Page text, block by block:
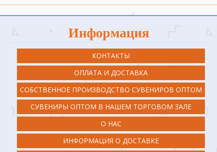
Информация
КОНТАКТЫ
ОПЛАТА И ДОСТАВКА
СОБСТВЕННОЕ ПРОИЗВОДСТВО СУВЕНИРОВ ОПТОМ
СУВЕНИРЫ ОПТОМ В НАШЕМ ТОРГОВОМ ЗАЛЕ
О НАС
ИНФОРМАЦИЯ О ДОСТАВКЕ